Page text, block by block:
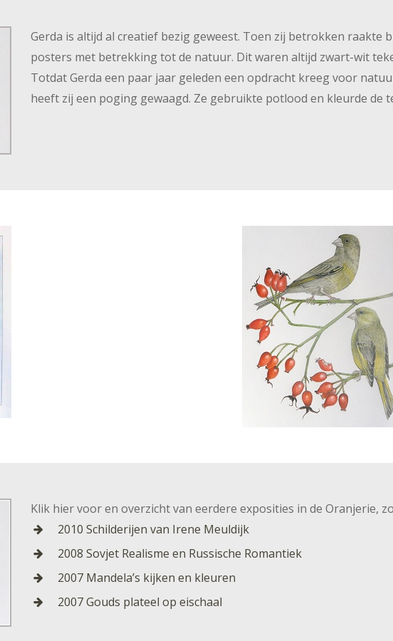
Gerda is altijd al creatief bezig geweest. Toen zij betrokken raakte
posters met betrekking tot de natuur. Dit waren altijd zwart-wit
Totdat Gerda een paar jaar geleden een opdracht kreeg voor
heeft zij een poging gewaagd. Ze gebruikte potlood en kleurde
Klik hier voor en overzicht van eerdere exposities in de Oranjerie,
2010 Schilderijen van Irene Meuldijk
2008 Sovjet Realisme en Russische Romantiek
2007 Mandela’s kijken en kleuren
2007 Gouds plateel op eischaal